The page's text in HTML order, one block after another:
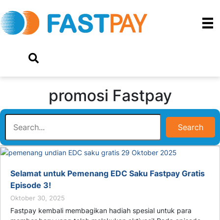
promosi Fastpay
Search
Selamat untuk Pemenang EDC Saku Fastpay Gratis
Episode 3!
Oktober 30, 2025
Fastpay kembali membagikan hadiah spesial untuk para